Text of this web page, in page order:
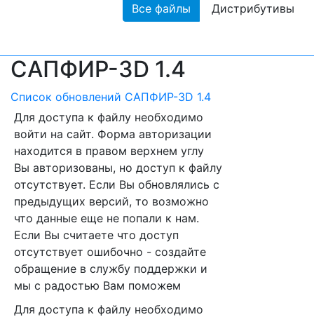
Все файлы
Дистрибутивы
САПФИР-3D 1.4
Список обновлений САПФИР-3D 1.4
Для доступа к файлу необходимо
войти на сайт. Форма авторизации
находится в правом верхнем углу
Вы авторизованы, но доступ к файлу
отсутствует. Если Вы обновлялись с
предыдущих версий, то возможно
что данные еще не попали к нам.
Если Вы считаете что доступ
отсутствует ошибочно - создайте
обращение в службу поддержки и
мы с радостью Вам поможем
Для доступа к файлу необходимо